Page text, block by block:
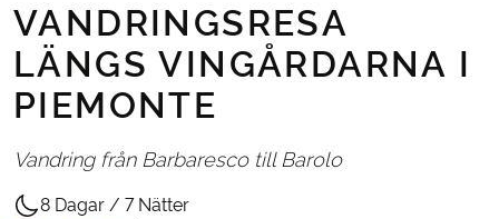
VANDRINGSRESA
LÄNGS VINGÅRDARNA I
PIEMONTE
Vandring från Barbaresco till Barolo
8 Dagar / 7 Nätter